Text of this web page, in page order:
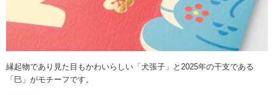
縁起物であり見た目もかわいらしい「犬張子」と2025年の干支である
「巳」がモチーフです。